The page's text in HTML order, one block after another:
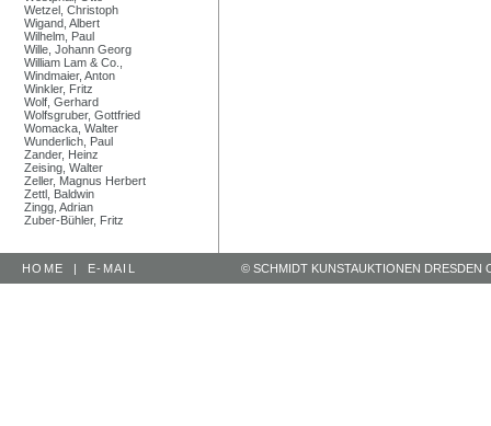
Wetzel, Christoph
Wigand, Albert
Wilhelm, Paul
Wille, Johann Georg
William Lam & Co.,
Windmaier, Anton
Winkler, Fritz
Wolf, Gerhard
Wolfsgruber, Gottfried
Womacka, Walter
Wunderlich, Paul
Zander, Heinz
Zeising, Walter
Zeller, Magnus Herbert
Zettl, Baldwin
Zingg, Adrian
Zuber-Bühler, Fritz
HOME | E-MAIL © SCHMIDT KUNSTAUKTIONEN DRESDEN